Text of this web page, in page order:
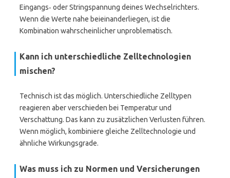
Eingangs‑ oder Stringspannung deines Wechselrichters.
Wenn die Werte nahe beieinanderliegen, ist die
Kombination wahrscheinlicher unproblematisch.
Kann ich unterschiedliche Zelltechnologien
mischen?
Technisch ist das möglich. Unterschiedliche Zelltypen
reagieren aber verschieden bei Temperatur und
Verschattung. Das kann zu zusätzlichen Verlusten führen.
Wenn möglich, kombiniere gleiche Zelltechnologie und
ähnliche Wirkungsgrade.
Was muss ich zu Normen und Versicherungen